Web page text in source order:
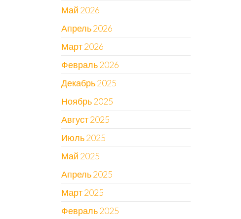
Май 2026
Апрель 2026
Март 2026
Февраль 2026
Декабрь 2025
Ноябрь 2025
Август 2025
Июль 2025
Май 2025
Апрель 2025
Март 2025
Февраль 2025